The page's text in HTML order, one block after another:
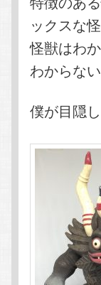
ックスな
怪獣はわ
わからな
僕が目隠